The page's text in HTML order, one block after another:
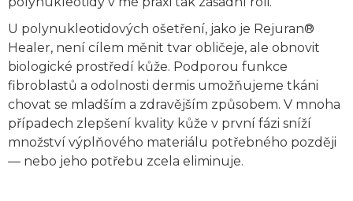
U polynukleotidových ošetření, jako je Rejuran®
Healer, není cílem měnit tvar obličeje, ale obnovit
biologické prostředí kůže. Podporou funkce
fibroblastů a odolnosti dermis umožňujeme tkáni
chovat se mladším a zdravějším způsobem. V mnoha
případech zlepšení kvality kůže v první fázi sníží
množství výplňového materiálu potřebného později
— nebo jeho potřebu zcela eliminuje.